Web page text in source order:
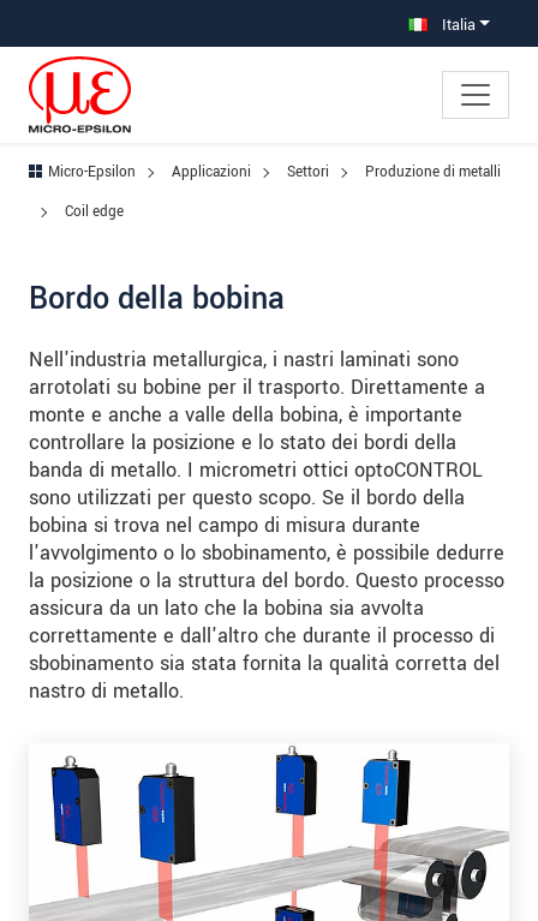
Italia
Micro-Epsilon Applicazioni Settori
Produzione di metalli
Coil edge
Bordo della bobina
Nell'industria metallurgica, i nastri laminati sono
arrotolati su bobine per il trasporto. Direttamente a
monte e anche a valle della bobina, è importante
controllare la posizione e lo stato dei bordi della
banda di metallo. I micrometri ottici optoCONTROL
sono utilizzati per questo scopo. Se il bordo della
bobina si trova nel campo di misura durante
l'avvolgimento o lo sbobinamento, è possibile dedurre
la posizione o la struttura del bordo. Questo processo
assicura da un lato che la bobina sia avvolta
correttamente e dall'altro che durante il processo di
sbobinamento sia stata fornita la qualità corretta del
nastro di metallo.